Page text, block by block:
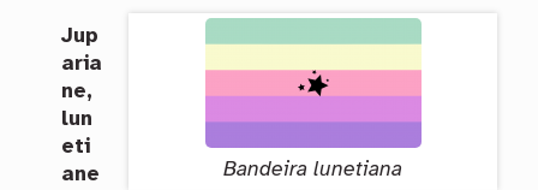
Bandeira lunetiana
Jup
aria
ne,
lun
eti
ane